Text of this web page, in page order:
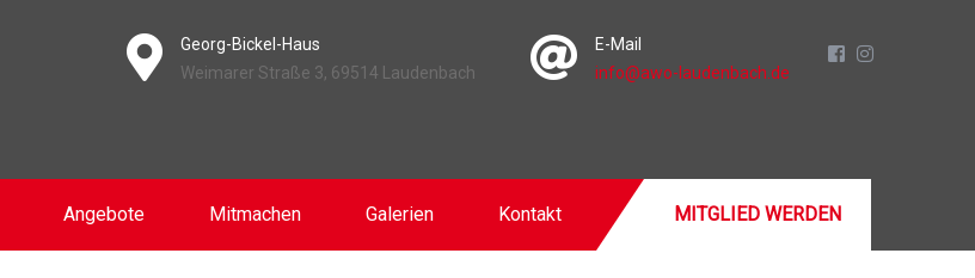
Georg-Bickel-Haus
Weimarer Straße 3, 69514 Laudenbach
E-Mail
info@awo-laudenbach.de
Angebote Mitmachen Galerien Kontakt MITGLIED WERDEN